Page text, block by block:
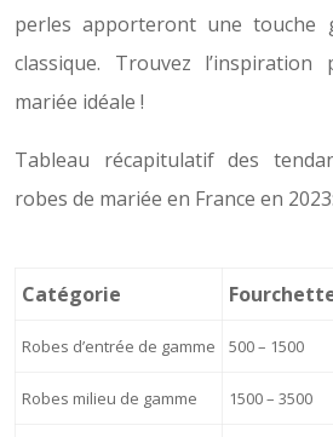
perles apporteront une touche
classique. Trouvez
mariée idéale !
Tableau récapitulatif des
robes de mariée en France en 2023:
Catégorie
Robes d’entrée de gamme 500 – 1500
Robes milieu de gamme 1500 – 3500